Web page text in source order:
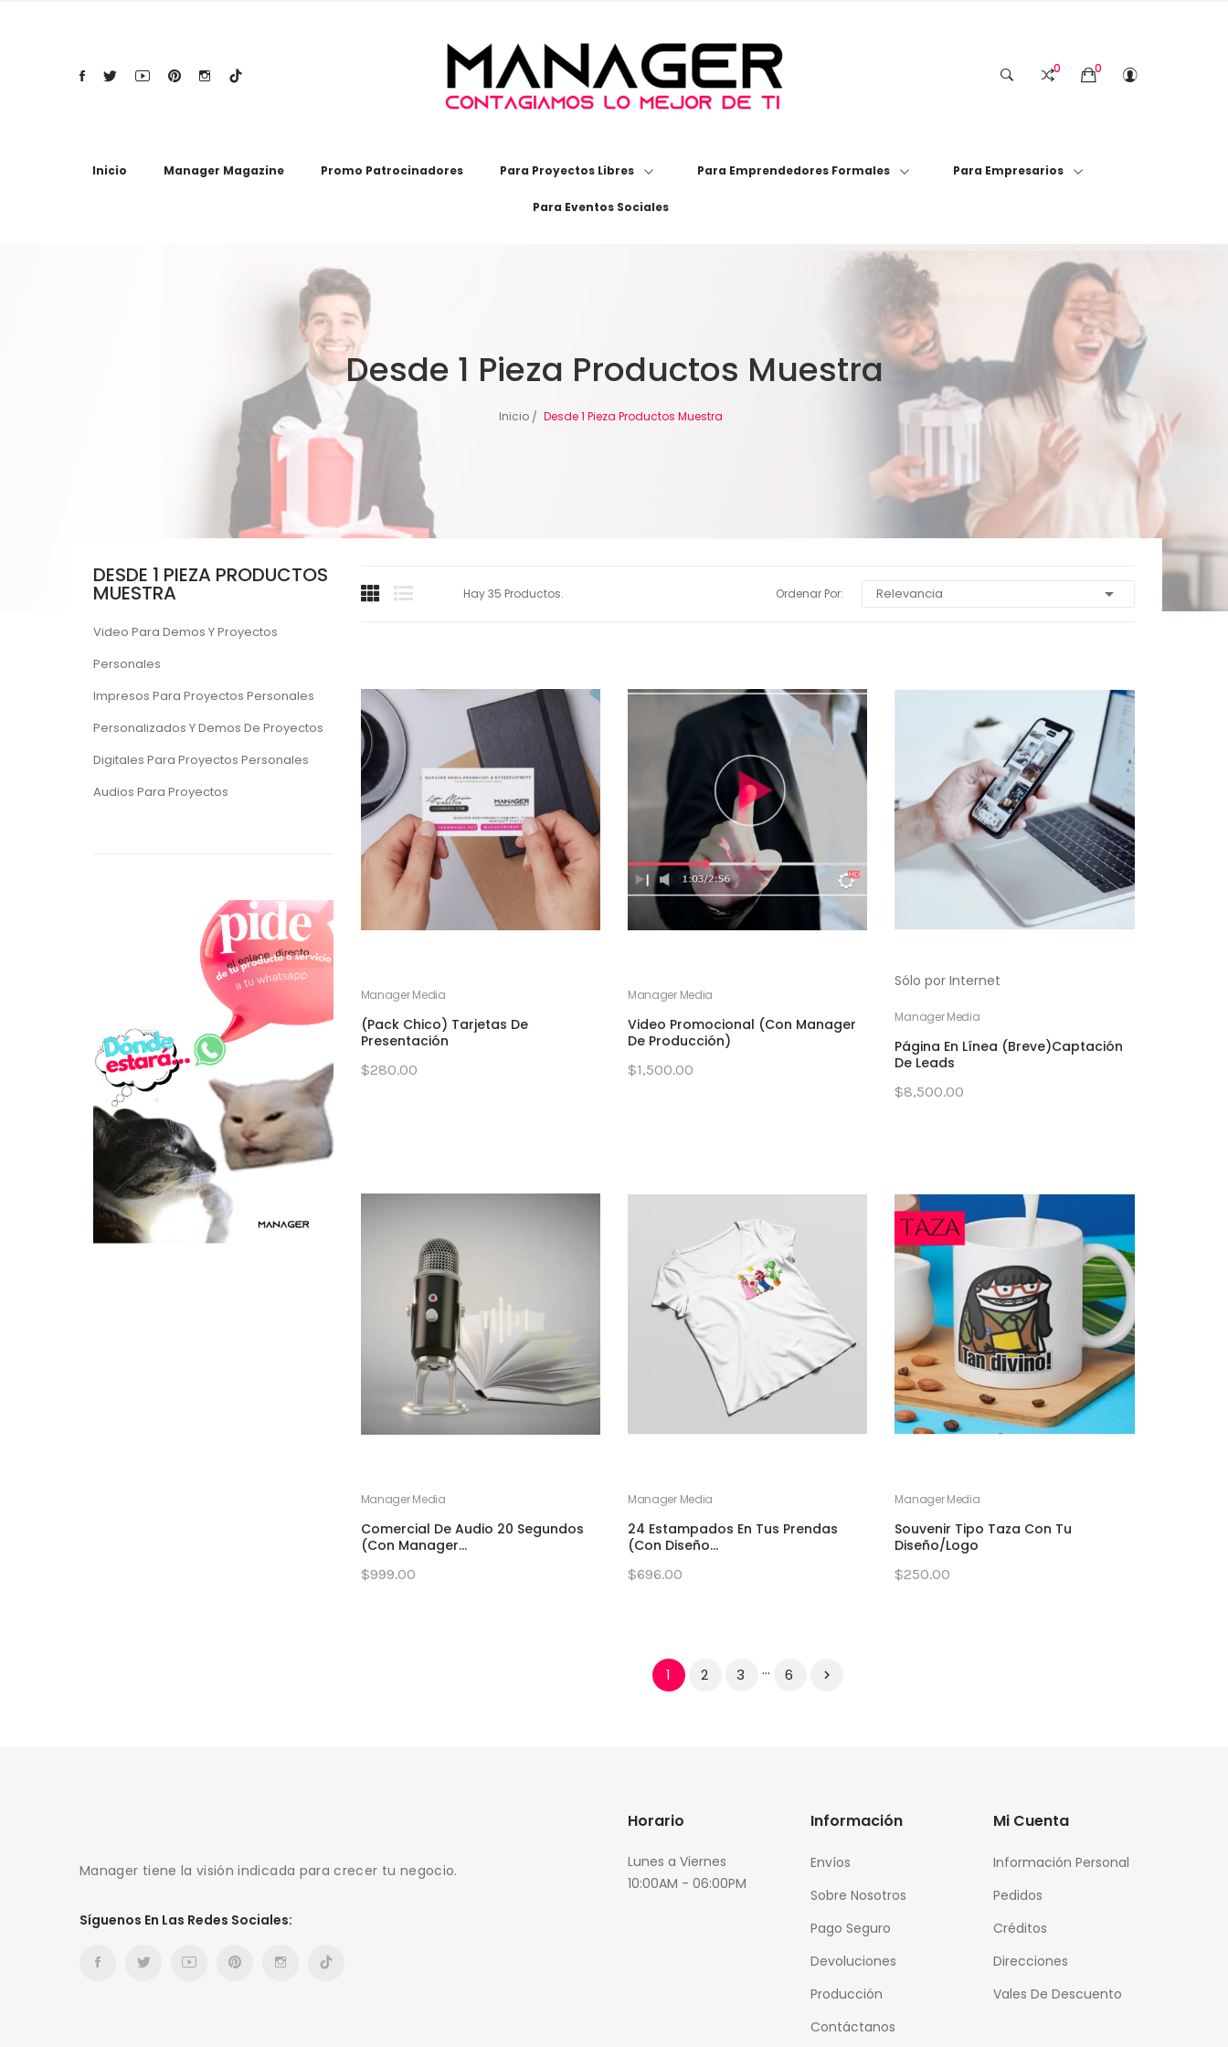
0
0
Inicio Manager Magazine Promo Patrocinadores Para Proyectos Libres Para Emprendedores Formales Para Empresarios
Para Eventos Sociales
Desde 1 Pieza Productos Muestra
Inicio Desde 1 Pieza Productos Muestra
DESDE 1 PIEZA PRODUCTOS
MUESTRA
Video Para Demos Y Proyectos
Personales
Impresos Para Proyectos Personales
Personalizados Y Demos De Proyectos
Digitales Para Proyectos Personales
Audios Para Proyectos
Hay 35 Productos. Ordenar Por: Relevancia 
Manager Media
(Pack Chico) Tarjetas De
Presentación
$280.00
Manager Media
Video Promocional (Con Manager
De Producción)
$1,500.00
Sólo por Internet
Manager Media
Página En Línea (Breve)Captación
De Leads
$8,500.00
Manager Media
Comercial De Audio 20 Segundos
(Con Manager...
$999.00
Manager Media
24 Estampados En Tus Prendas
(con Diseño...
$696.00
Manager Media
Souvenir Tipo Taza Con Tu
Diseño/logo
$250.00
1 2 3 … 6 
Manager tiene la visión indicada para crecer tu negocio.
Síguenos En Las Redes Sociales:
Horario
Lunes a Viernes
10:00AM - 06:00PM
Información
Envíos
Sobre Nosotros
Pago Seguro
Devoluciones
Producción
Contáctanos
Mi Cuenta
Información Personal
Pedidos
Créditos
Direcciones
Vales De Descuento